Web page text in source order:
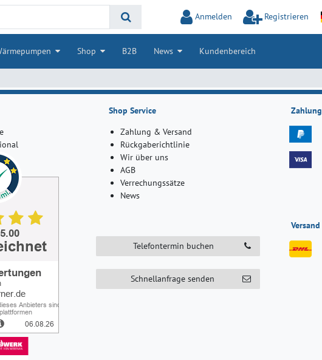
Anmelden Registrieren
Shop B2B News Kundenbereich
Shop Service
Zahlung & Versand
Rückgaberichtlinie
Wir über uns
AGB
Verrechungssätze
News
Telefontermin buchen
Schnellanfrage senden
Zahlung
Versand